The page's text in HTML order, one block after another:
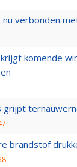
nu verbonden
krijgt komende
grijpt
brandstof